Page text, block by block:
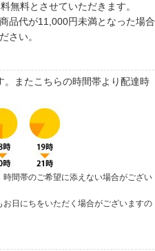
無料とさせていただきます。
品代が11,000円未満となった場合
さい。
またこちらの時間帯より配達時
間帯のご希望に添えない場合がござい
日にちをいただく場合がございますの